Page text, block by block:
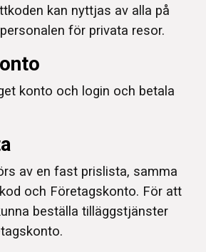
kan nyttjas av alla på
för privata resor.
konto och login och betala
av en fast prislista, samma
och Företagskonto. För att
beställa tilläggstjänster